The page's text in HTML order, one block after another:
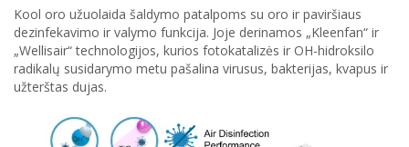
Kool oro užuolaida šaldymo patalpoms su oro ir paviršiaus
dezinfekavimo ir valymo funkcija. Joje derinamos „Kleenfan“ ir
„Wellisair“ technologijos, kurios fotokatalizės ir OH-hidroksilo
radikalų susidarymo metu pašalina virusus, bakterijas, kvapus ir
užterštas dujas.